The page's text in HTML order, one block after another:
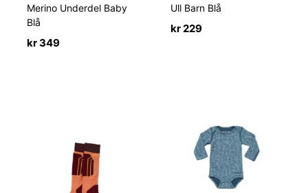
Merino Underdel Baby
Blå
kr349
Ull Barn Blå
kr229